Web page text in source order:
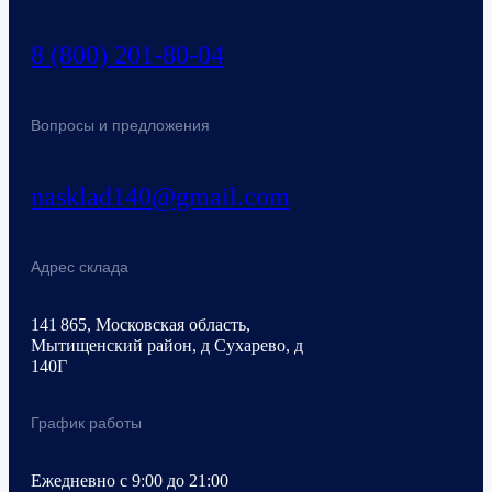
8 (800) 201-80-04
Вопросы и предложения
nasklad140@gmail.com
Адрес склада
141 865, Московская область,
Мытищенский район, д Сухарево, д
140Г
График работы
Ежедневно с 9:00 до 21:00